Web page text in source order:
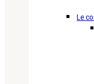
Le